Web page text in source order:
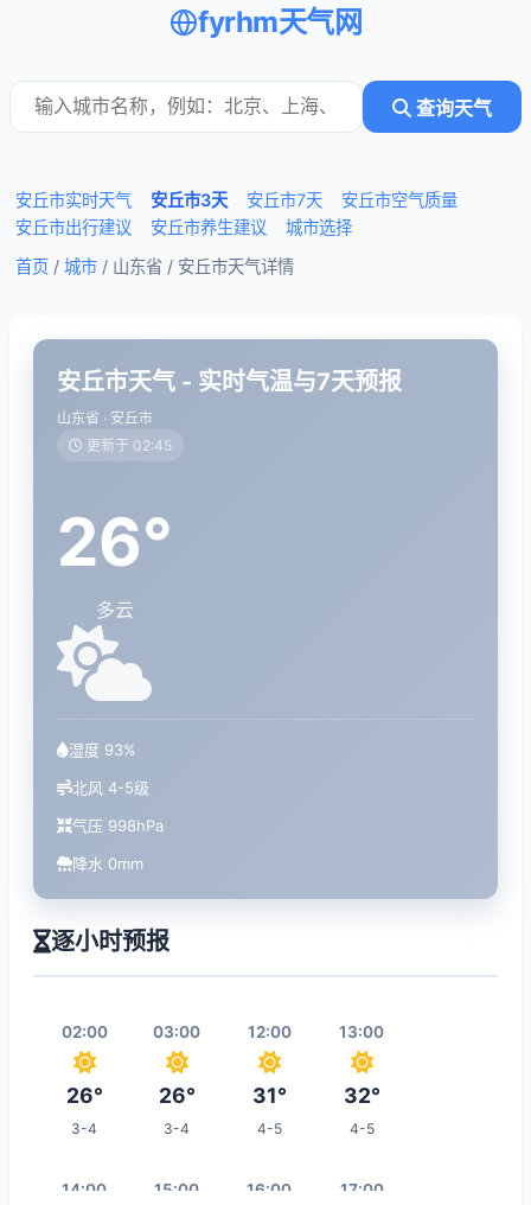
fyrhm天气网
查询天气
安丘市实时天气 安丘市3天 安丘市7天
安丘市空气质量
安丘市出行建议
安丘市养生建议
城市选择
首页 / 城市 / 山东省 / 安丘市天气详情
安丘市天气 - 实时气温与7天预报
山东省 · 安丘市
更新于 02:45
26°
多云
湿度 93%
北风 4-5级
气压 998hPa
降水 0mm
逐小时预报
02:00
26°
3-4
03:00
26°
3-4
12:00
31°
4-5
13:00
32°
4-5
14:00 15:00 16:00 17:00